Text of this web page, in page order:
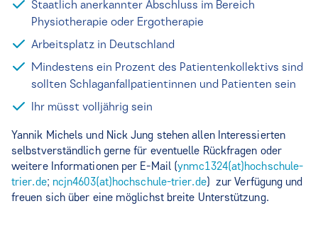
Staatlich anerkannter Abschluss im Bereich
Physiotherapie oder Ergotherapie
Arbeitsplatz in Deutschland
Mindestens ein Prozent des Patientenkollektivs sind
sollten Schlaganfallpatientinnen und Patienten sein
Ihr müsst volljährig sein
Yannik Michels und Nick Jung stehen allen Interessierten
selbstverständlich gerne für eventuelle Rückfragen oder
weitere Informationen per E-Mail (ynmc1324(at)hochschule-
trier.de; ncjn4603(at)hochschule-trier.de) zur Verfügung und
freuen sich über eine möglichst breite Unterstützung.